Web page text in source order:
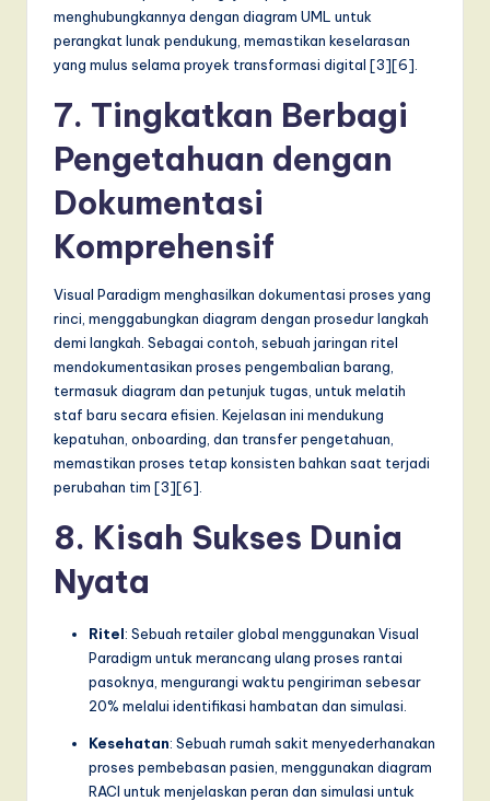
menghubungkannya dengan diagram UML untuk
perangkat lunak pendukung, memastikan keselarasan
yang mulus selama proyek transformasi digital [3][6].
7. Tingkatkan Berbagi
Pengetahuan dengan
Dokumentasi
Komprehensif
Visual Paradigm menghasilkan dokumentasi proses yang
rinci, menggabungkan diagram dengan prosedur langkah
demi langkah. Sebagai contoh, sebuah jaringan ritel
mendokumentasikan proses pengembalian barang,
termasuk diagram dan petunjuk tugas, untuk melatih
staf baru secara efisien. Kejelasan ini mendukung
kepatuhan, onboarding, dan transfer pengetahuan,
memastikan proses tetap konsisten bahkan saat terjadi
perubahan tim [3][6].
8. Kisah Sukses Dunia
Nyata
Ritel: Sebuah retailer global menggunakan Visual
Paradigm untuk merancang ulang proses rantai
pasoknya, mengurangi waktu pengiriman sebesar
20% melalui identifikasi hambatan dan simulasi.
Kesehatan: Sebuah rumah sakit menyederhanakan
proses pembebasan pasien, menggunakan diagram
RACI untuk menjelaskan peran dan simulasi untuk